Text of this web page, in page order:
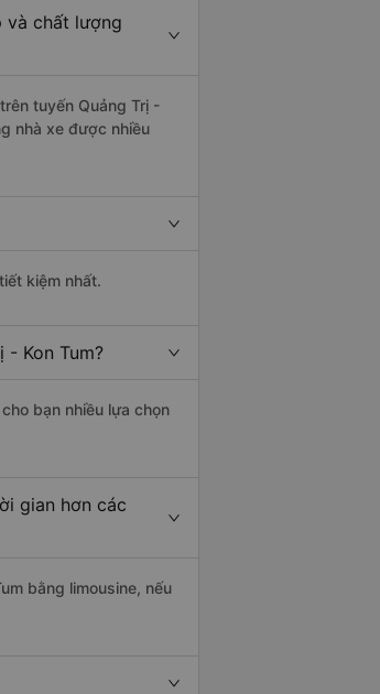
và chất lượng
tuyến Quảng Trị -
nhà xe được nhiều
kiệm nhất.
- Kon Tum?
bạn nhiều lựa chọn
gian hơn các
bằng limousine, nếu